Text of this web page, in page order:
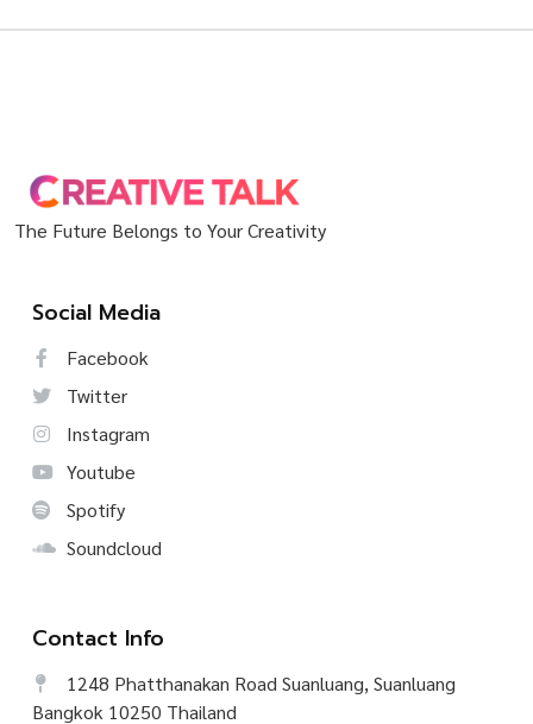
The Future Belongs to Your Creativity
Social Media
Facebook
Twitter
Instagram
Youtube
Spotify
Soundcloud
Contact Info
1248 Phatthanakan Road Suanluang, Suanluang
Bangkok 10250 Thailand